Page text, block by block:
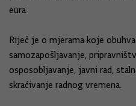
eura.
Riječ je o mjerama koje
samozapošljavanje,
osposobljavanje, javni rad,
skraćivanje radnog vremena.